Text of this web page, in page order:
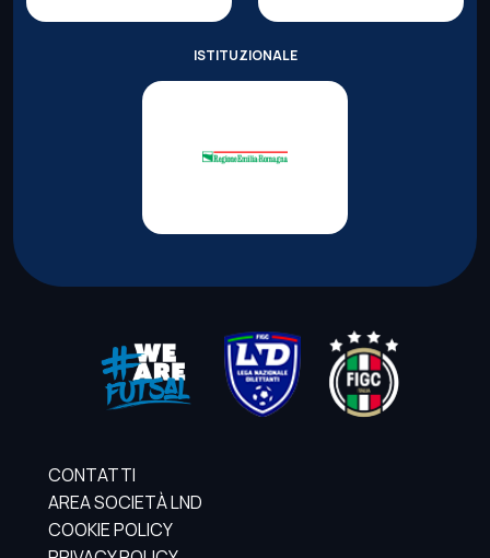
ISTITUZIONALE
CONTATTI
AREA SOCIETÀ LND
COOKIE POLICY